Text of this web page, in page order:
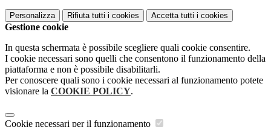
Personalizza Rifiuta tutti i cookies Accetta tutti i cookies
Gestione cookie
In questa schermata è possibile scegliere quali cookie consentire.
I cookie necessari sono quelli che consentono il funzionamento della
piattaforma e non è possibile disabilitarli.
Per conoscere quali sono i cookie necessari al funzionamento potete
visionare la COOKIE POLICY.
Cookie necessari per il funzionamento